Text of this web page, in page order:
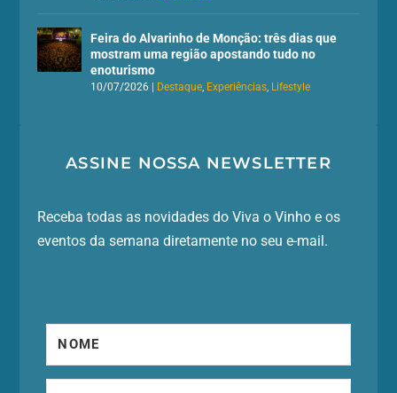
Feira do Alvarinho de Monção: três dias que
mostram uma região apostando tudo no
enoturismo
10/07/2026 | Destaque Experiências Lifestyle
ASSINE NOSSA NEWSLETTER
Receba todas as novidades do Viva o Vinho e os
eventos da semana diretamente no seu e-mail.